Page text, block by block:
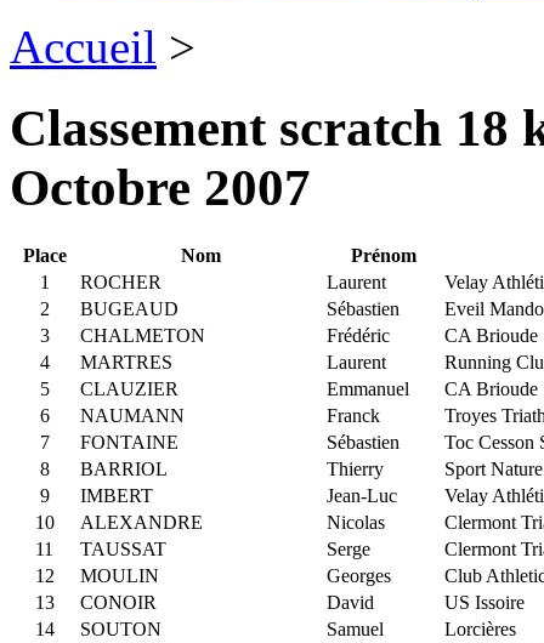
Accueil >
Classement scratch
Octobre 2007
Place Nom
Prénom
1
ROCHER Laurent
Velay
2
BUGEAUD Sébastien
Eveil
3
CHALMETON Frédéric
CA Brioude
4
MARTRES Laurent
Running
5
CLAUZIER Emmanuel
CA Brioude
6
NAUMANN Franck
Troyes
7
FONTAINE Sébastien
Toc Cesson
8
BARRIOL Thierry
Sport
9
IMBERT Jean-Luc
Velay
10
ALEXANDRE Nicolas
Clermont
11
TAUSSAT Serge
Clermont
12
MOULIN Georges
Club
13
CONOIR David
US Issoire
14
SOUTON Samuel
Lorcières